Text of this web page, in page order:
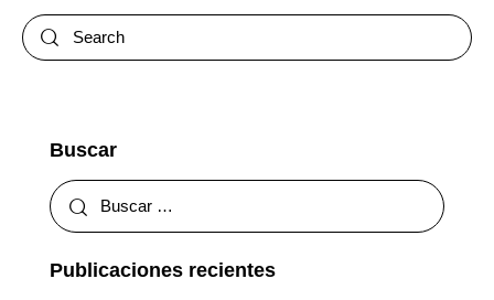
Buscar
Publicaciones recientes